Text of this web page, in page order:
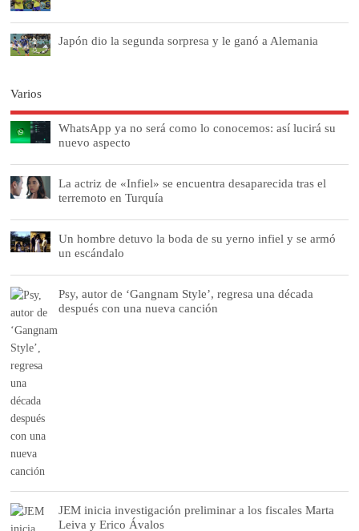
Japón dio la segunda sorpresa y le ganó a Alemania
Varios
WhatsApp ya no será como lo conocemos: así lucirá su
nuevo aspecto
La actriz de «Infiel» se encuentra desaparecida tras el
terremoto en Turquía
Un hombre detuvo la boda de su yerno infiel y se armó
un escándalo
Psy, autor de ‘Gangnam Style’, regresa una década
después con una nueva canción
JEM inicia investigación preliminar a los fiscales Marta
Leiva y Erico Ávalos